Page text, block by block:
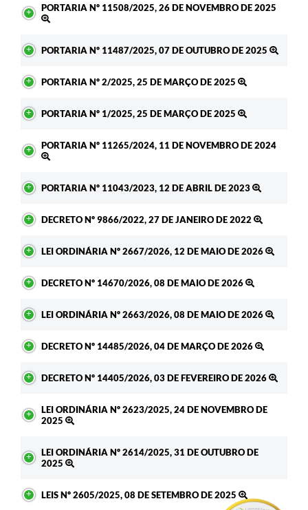
PORTARIA Nº 11508/2025, 26 DE NOVEMBRO DE 2025
PORTARIA Nº 11487/2025, 07 DE OUTUBRO DE 2025
PORTARIA Nº 2/2025, 25 DE MARÇO DE 2025
PORTARIA Nº 1/2025, 25 DE MARÇO DE 2025
PORTARIA Nº 11265/2024, 11 DE NOVEMBRO DE 2024
PORTARIA Nº 11043/2023, 12 DE ABRIL DE 2023
DECRETO Nº 9866/2022, 27 DE JANEIRO DE 2022
LEI ORDINÁRIA Nº 2667/2026, 12 DE MAIO DE 2026
DECRETO Nº 14670/2026, 08 DE MAIO DE 2026
LEI ORDINÁRIA Nº 2663/2026, 08 DE MAIO DE 2026
DECRETO Nº 14485/2026, 04 DE MARÇO DE 2026
DECRETO Nº 14405/2026, 03 DE FEVEREIRO DE 2026
LEI ORDINÁRIA Nº 2623/2025, 24 DE NOVEMBRO DE
2025
LEI ORDINÁRIA Nº 2614/2025, 31 DE OUTUBRO DE
2025
LEIS Nº 2605/2025, 08 DE SETEMBRO DE 2025